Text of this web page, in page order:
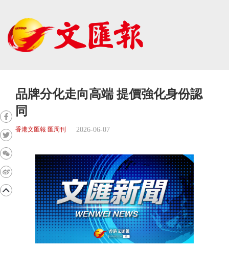
品牌分化走向高端 提價強化身份認
同
香港文匯報 匯周刊 2026-06-07